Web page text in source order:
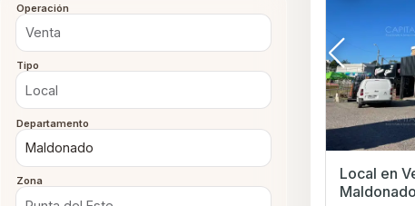
Operación
Tipo
Departamento
Zona
Local en Venta en
Maldonado